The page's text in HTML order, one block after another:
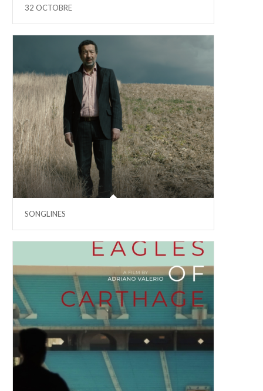
32 OCTOBRE
SONGLINES